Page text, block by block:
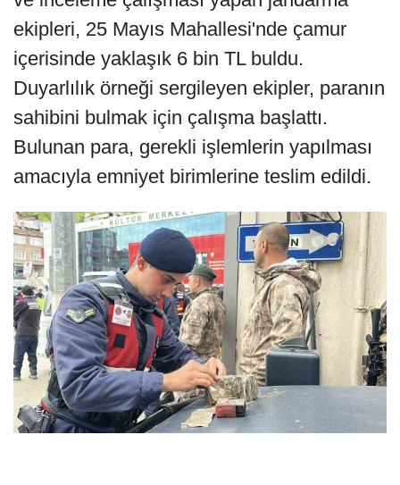
ekipleri, 25 Mayıs Mahallesi'nde çamur
içerisinde yaklaşık 6 bin TL buldu.
Duyarlılık örneği sergileyen ekipler, paranın
sahibini bulmak için çalışma başlattı.
Bulunan para, gerekli işlemlerin yapılması
amacıyla emniyet birimlerine teslim edildi.